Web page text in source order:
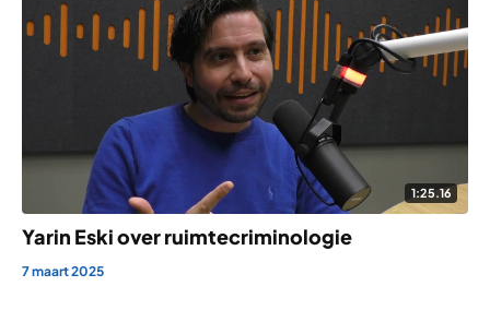
1:25.16
Yarin Eski over ruimtecriminologie
7 maart 2025